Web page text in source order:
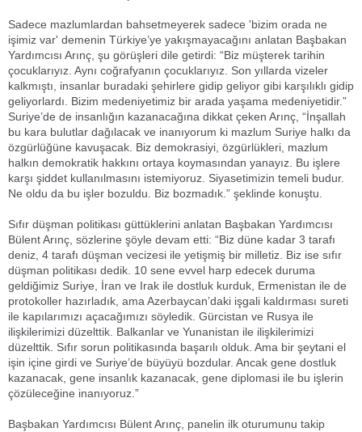
Sadece mazlumlardan bahsetmeyerek sadece 'bizim orada ne
işimiz var' demenin Türkiye’ye yakışmayacağını anlatan Başbakan
Yardımcısı Arınç, şu görüşleri dile getirdi: “Biz müşterek tarihin
çocuklarıyız. Aynı coğrafyanın çocuklarıyız. Son yıllarda vizeler
kalkmıştı, insanlar buradaki şehirlere gidip geliyor gibi karşılıklı gidip
geliyorlardı. Bizim medeniyetimiz bir arada yaşama medeniyetidir.”
Suriye’de de insanlığın kazanacağına dikkat çeken Arınç, “İnşallah
bu kara bulutlar dağılacak ve inanıyorum ki mazlum Suriye halkı da
özgürlüğüne kavuşacak. Biz demokrasiyi, özgürlükleri, mazlum
halkın demokratik hakkını ortaya koymasından yanayız. Bu işlere
karşı şiddet kullanılmasını istemiyoruz. Siyasetimizin temeli budur.
Ne oldu da bu işler bozuldu. Biz bozmadık.” şeklinde konuştu.
Sıfır düşman politikası güttüklerini anlatan Başbakan Yardımcısı
Bülent Arınç, sözlerine şöyle devam etti: “Biz düne kadar 3 tarafı
deniz, 4 tarafı düşman vecizesi ile yetişmiş bir milletiz. Biz ise sıfır
düşman politikası dedik. 10 sene evvel harp edecek duruma
geldiğimiz Suriye, İran ve Irak ile dostluk kurduk, Ermenistan ile de
protokoller hazırladık, ama Azerbaycan’daki işgali kaldırması sureti
ile kapılarımızı açacağımızı söyledik. Gürcistan ve Rusya ile
ilişkilerimizi düzelttik. Balkanlar ve Yunanistan ile ilişkilerimizi
düzelttik. Sıfır sorun politikasında başarılı olduk. Ama bir şeytani el
işin içine girdi ve Suriye’de büyüyü bozdular. Ancak gene dostluk
kazanacak, gene insanlık kazanacak, gene diplomasi ile bu işlerin
çözüleceğine inanıyoruz.”
Başbakan Yardımcısı Bülent Arınç, panelin ilk oturumunu takip